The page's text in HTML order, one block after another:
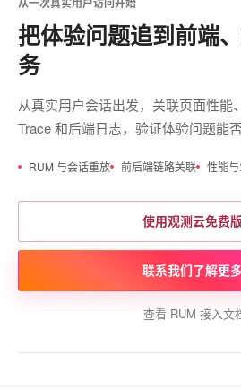
把体验问题追到前端
务
从真实用户会话出发，关联页面性能
Trace 和后端日志，验证体验问题能
RUM 与会话重放 前后端链路关联 性能
使用观测云免费
联系我们了解更
查看 RUM 接入文